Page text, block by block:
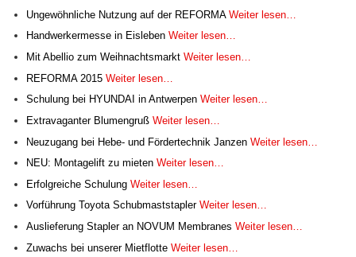
Ungewöhnliche Nutzung auf der REFORMA Weiter lesen…
Handwerkermesse in Eisleben Weiter lesen…
Mit Abellio zum Weihnachtsmarkt Weiter lesen…
REFORMA 2015 Weiter lesen…
Schulung bei HYUNDAI in Antwerpen Weiter lesen…
Extravaganter Blumengruß Weiter lesen…
Neuzugang bei Hebe- und Fördertechnik Janzen Weiter lesen…
NEU: Montagelift zu mieten Weiter lesen…
Erfolgreiche Schulung Weiter lesen…
Vorführung Toyota Schubmaststapler Weiter lesen…
Auslieferung Stapler an NOVUM Membranes Weiter lesen…
Zuwachs bei unserer Mietflotte Weiter lesen…